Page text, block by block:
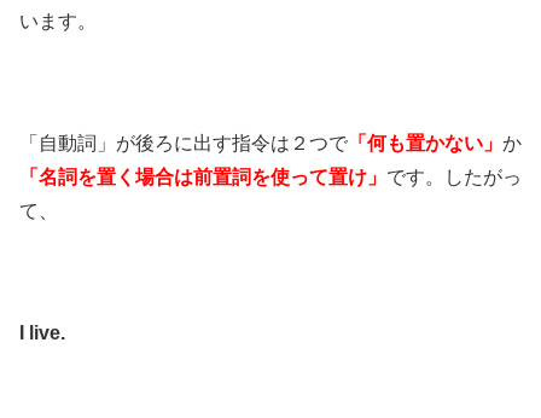
います。
「自動詞」が後ろに出す指令は２つで 「何も置かない」 か
「名詞を置く場合は前置詞を使って置け」 です。したがっ
て、
I live.